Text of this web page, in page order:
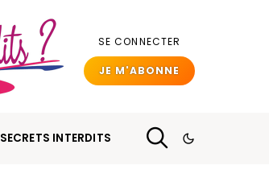
SE CONNECTER
JE M'ABONNE
SECRETS INTERDITS